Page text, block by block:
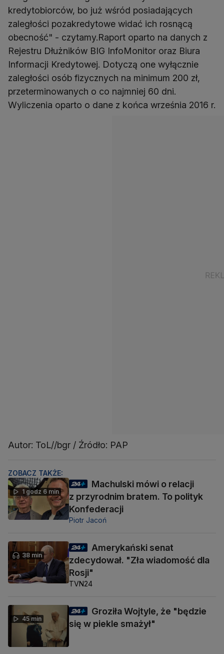
kredytobiorców, bo już wśród posiadających
zaległości pozakredytowe widać ich rosnącą
obecność" - czytamy.Raport oparto na danych z
Rejestru Dłużników BIG InfoMonitor oraz Biura
Informacji Kredytowej. Dotyczą one wyłącznie
zaległości osób fizycznych na minimum 200 zł,
przeterminowanych o co najmniej 60 dni.
Wyliczenia oparto o dane z końca września 2016 r.
Autor: ToL//bgr / Źródło: PAP
ZOBACZ TAKŻE:
1 godz 6 min
Machulski mówi o relacji
z przyrodnim bratem. To polityk
Konfederacji
Piotr Jacoń
38 min
Amerykański senat
zdecydował. "Zła wiadomość dla
Rosji"
TVN24
45 min
Groziła Wojtyle, że "będzie
się w piekle smażył"